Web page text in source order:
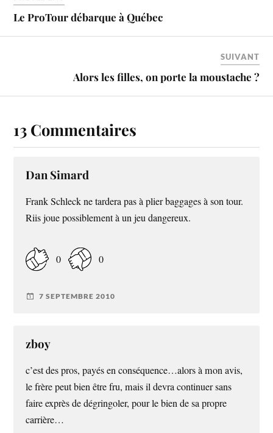
Le ProTour débarque à Québec
SUIVANT
Alors les filles, on porte la moustache ?
13 Commentaires
Dan Simard
Frank Schleck ne tardera pas à plier baggages à son tour.
Riis joue possiblement à un jeu dangereux.
0 0
7 SEPTEMBRE 2010
zboy
c’est des pros, payés en conséquence…alors à mon avis,
le frère peut bien être fru, mais il devra continuer sans
faire exprès de dégringoler, pour le bien de sa propre
carrière…